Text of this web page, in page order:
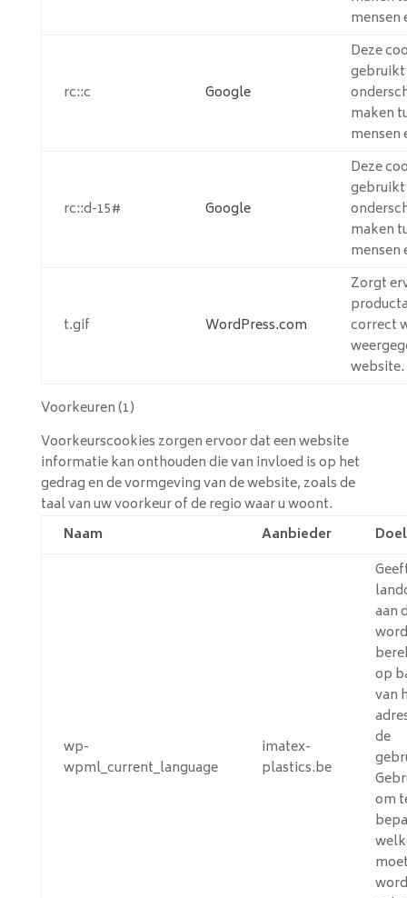
mensen
rc::c Google
Deze
maken
mensen
rc::d-15# Google
Deze
maken
mensen
t.gif WordPress.com
Zorgt
correct
website.
Voorkeuren (1)
Voorkeurscookies zorgen ervoor dat een website
informatie kan onthouden die van invloed is op het
gedrag en de vormgeving van de website, zoals de
taal van uw voorkeur of de regio waar u woont.
Naam
Aanbieder Doel
wp-
wpml_current_language
imatex-
plastics.be
aan
op
van
de
om